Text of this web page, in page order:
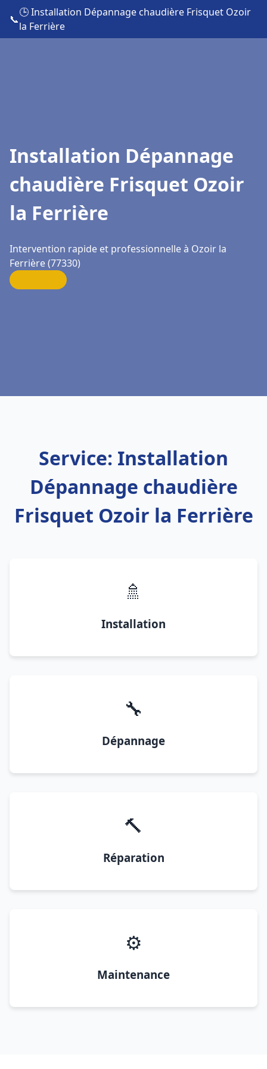
📞
🕒 Installation Dépannage chaudière Frisquet Ozoir
la Ferrière
Installation Dépannage
chaudière Frisquet Ozoir
la Ferrière
Intervention rapide et professionnelle à Ozoir la
Ferrière (77330)
Service: Installation
Dépannage chaudière
Frisquet Ozoir la Ferrière
🚿
Installation
🔧
Dépannage
🔨
Réparation
⚙️
Maintenance